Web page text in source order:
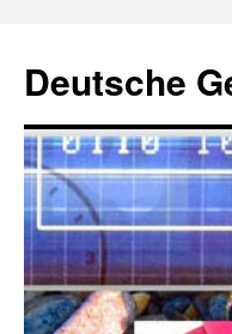
Deutsche